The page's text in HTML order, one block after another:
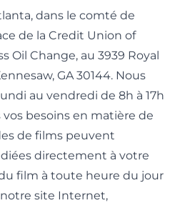
dans le comté de
de la Credit Union of
Oil Change, au 3939 Royal
GA 30144. Nous
au vendredi de 8h à 17h
besoins en matière de
de films peuvent
directement à votre
film à toute heure du jour
site Internet,